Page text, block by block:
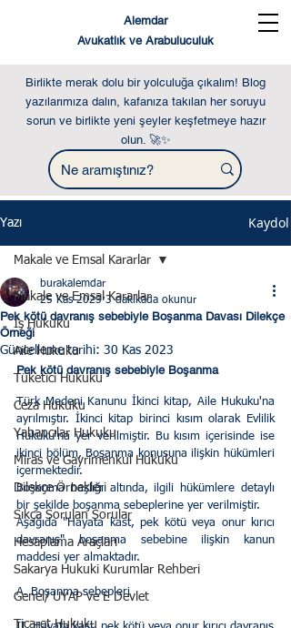
Alemdar
Avukatlık ve Arabuluculuk
Birlikte merak dolu bir yolculuğa çıkalım! Blog
yazılarımıza dalın, kafanıza takılan her soruyu
sorun ve birlikte yeni şeyler keşfetmeye hazır
olun. 🚀✨
Yazı Kaydol
Makale ve Emsal Kararlar
İş Hukuku
Aile Hukuku
Tüketici Hukuku
Ceza Hukuku
Yabancılar Hukuku
Miras ve Gayrimenkul Hukuku
Dilekçe Örnekleri
Sıkça Sorulan Sorular
Hesaplama Araçları
Sakarya Hukuki Kurumlar Rehberi
Genel/ UYAP ve E Devlet
Ticaret Hukuku
Makale ve Emsal Kararlar
Pek kötü davranış sebebiyle Boşanma Davası Dilekçe
Örneği
burakalemdar
25 Kas 2023 3 dakikada okunur
Güncelleme tarihi: 30 Kas 2023
Pek kötü davranış sebebiyle Boşanma
Türk Medeni Kanunu İkinci kitap, Aile Hukuku'na
ayrılmıştır. İkinci kitap birinci kısım olarak Evlilik
Hukuku'na yer verilmiştir. Bu kısım içerisinde ise
ikinci bölüm, Boşanma konusuna ilişkin hükümleri
içermektedir.
Boşanma başlığı altında, ilgili hükümlere detaylı
bir şekilde boşanma sebeplerine yer verilmiştir.
Aşağıda "Hayata kast, pek kötü veya onur kırıcı
davranış" boşanma sebebine ilişkin kanun
maddesi yer almaktadır.
A. Boşanma sebepleri